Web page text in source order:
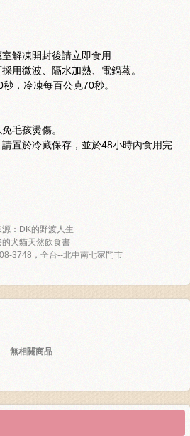
解凍開封後請立即食用
用微波、隔水加熱、電鍋蒸。
，冷凍每百公克70秒。
毛孩燙傷。
置於冷藏保存，並於48小時內食用完
：DK的野渡人生
犬貓天然飲食書
3748，全台--北中南七家門市
無相關商品